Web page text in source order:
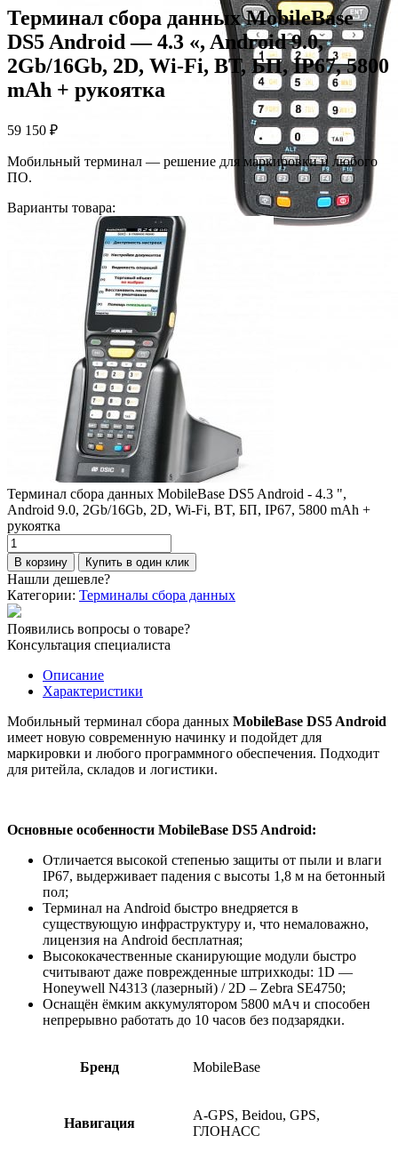
Терминал сбора данных MobileBase
DS5 Android — 4.3 «, Android 9.0,
2Gb/16Gb, 2D, Wi-Fi, BT, БП, IP67, 5800
mAh + рукоятка
59 150 ₽
Мобильный терминал — решение для маркировки и любого
ПО.
Варианты товара:
Терминал сбора данных MobileBase DS5 Android - 4.3 ",
Android 9.0, 2Gb/16Gb, 2D, Wi-Fi, BT, БП, IP67, 5800 mAh +
рукоятка
Количество
товара
Терминал
сбора
данных
MobileBase
DS5
Android
Android
9.0,
2Gb/16Gb,
2D,
Wi-
БП,
5800
рукоятка
В корзину Купить в один клик
Нашли дешевле?
Категории: Терминалы сбора данных
Появились вопросы о товаре?
Консультация специалиста
Описание
Характеристики
Мобильный терминал сбора данных MobileBase DS5 Android
имеет новую современную начинку и подойдет для
маркировки и любого программного обеспечения. Подходит
для ритейла, складов и логистики.
Основные особенности MobileBase DS5 Android:
Отличается высокой степенью защиты от пыли и влаги
IP67, выдерживает падения с высоты 1,8 м на бетонный
пол;
Терминал на Android быстро внедряется в
существующую инфраструктуру и, что немаловажно,
лицензия на Android бесплатная;
Высококачественные сканирующие модули быстро
считывают даже поврежденные штрихкоды: 1D —
Honeywell N4313 (лазерный) / 2D – Zebra SE4750;
Оснащён ёмким аккумулятором 5800 мАч и способен
непрерывно работать до 10 часов без подзарядки.
Бренд MobileBase
Навигация
A-GPS, Beidou, GPS,
ГЛОНАСС